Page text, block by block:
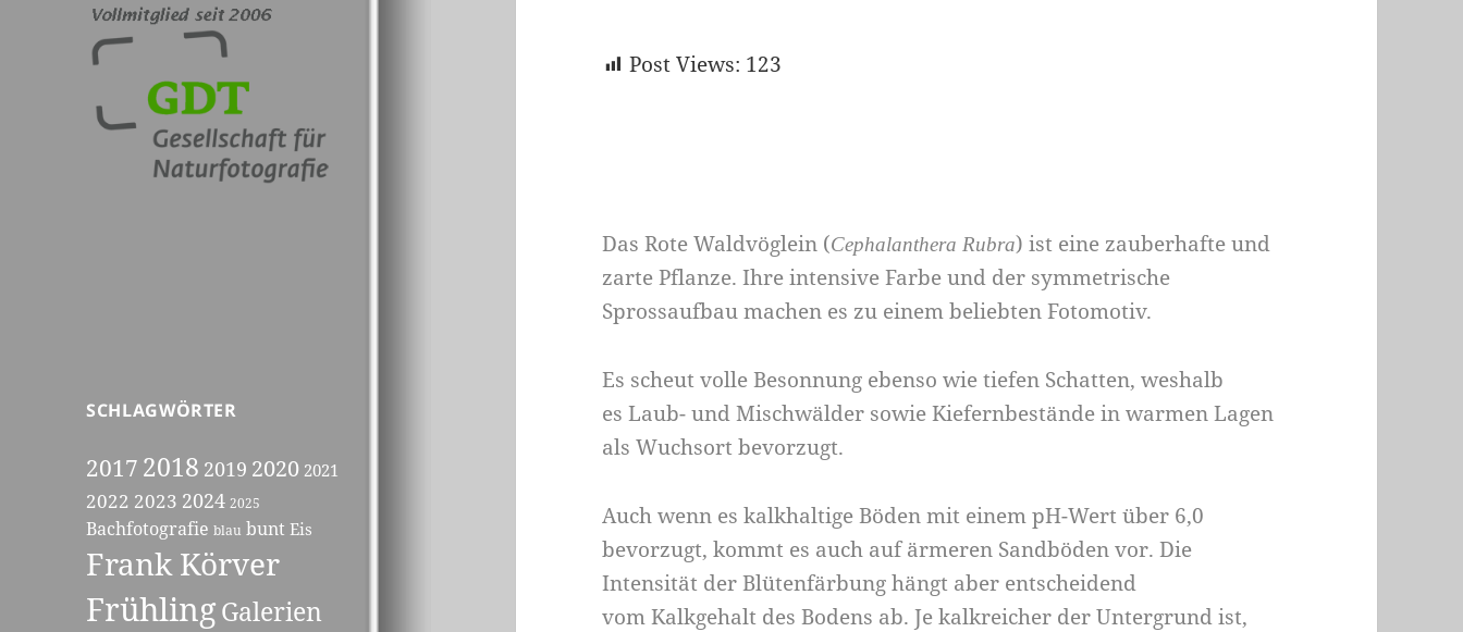
SCHLAGWÖRTER
2017 2018 2019 2020 2021
2022 2023 2024 2025
Bachfotografie blau bunt Eis
Frank Körver
FrühlingGalerien
Post Views: 123
Das Rote Waldvöglein (Cephalanthera Rubra) ist eine zauberhafte und
zarte Pflanze. Ihre intensive Farbe und der symmetrische
Sprossaufbau machen es zu einem beliebten Fotomotiv.
Es scheut volle Besonnung ebenso wie tiefen Schatten, weshalb
es Laub- und Mischwälder sowie Kiefernbestände in warmen Lagen
als Wuchsort bevorzugt.
Auch wenn es kalkhaltige Böden mit einem pH-Wert über 6,0
bevorzugt, kommt es auch auf ärmeren Sandböden vor. Die
Intensität der Blütenfärbung hängt aber entscheidend
vom Kalkgehalt des Bodens ab. Je kalkreicher der Untergrund ist,